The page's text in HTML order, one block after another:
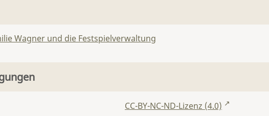
Wagner und die Festspielverwaltung
CC-BY-NC-ND-Lizenz (4.0)